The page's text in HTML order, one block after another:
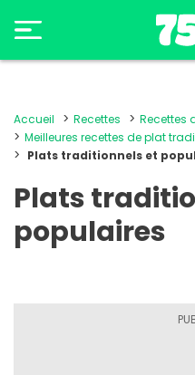
Accueil Recettes
Recettes
Meilleures recettes de plat
Plats traditionnels et
Plats
populaires